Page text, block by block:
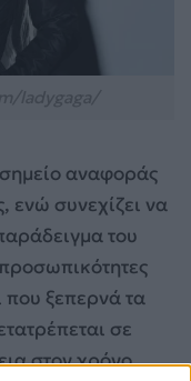
αναφοράς
ενώ συνεχίζει να
του
που ξεπερνά τα
σε
στον χρόνο.